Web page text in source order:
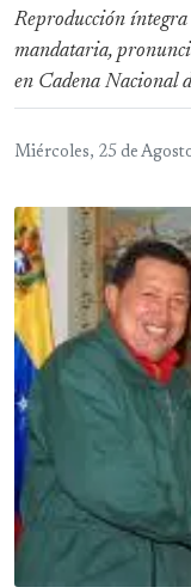
Reproducción
mandataria,
en Cadena Nacional
Miércoles, 25 de